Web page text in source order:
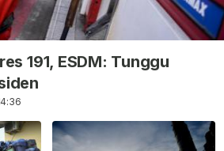
191, ESDM: Tunggu